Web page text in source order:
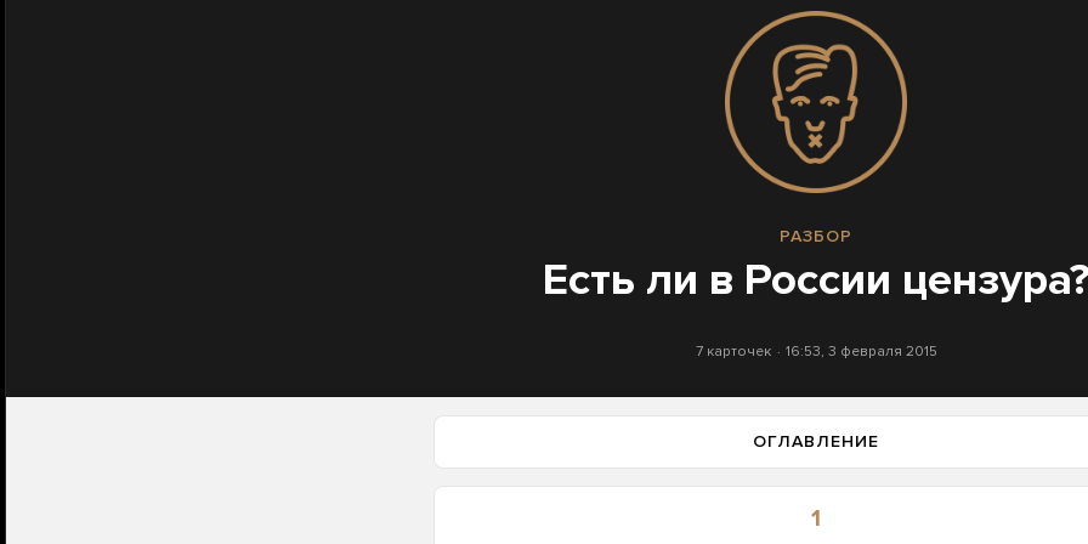
РАЗБОР
Есть ли в России
7 карточек 16:53, 3 февраля 2015
ОГЛАВЛЕНИЕ
1